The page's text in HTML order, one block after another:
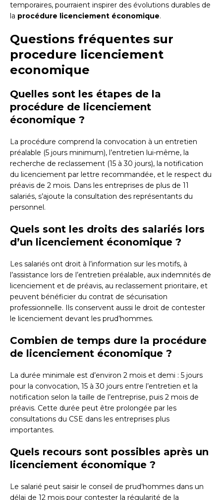
temporaires, pourraient inspirer des évolutions durables de
la procédure licenciement économique.
Questions fréquentes sur
procedure licenciement
economique
Quelles sont les étapes de la
procédure de licenciement
économique ?
La procédure comprend la convocation à un entretien
préalable (5 jours minimum), l’entretien lui-même, la
recherche de reclassement (15 à 30 jours), la notification
du licenciement par lettre recommandée, et le respect du
préavis de 2 mois. Dans les entreprises de plus de 11
salariés, s’ajoute la consultation des représentants du
personnel.
Quels sont les droits des salariés lors
d’un licenciement économique ?
Les salariés ont droit à l’information sur les motifs, à
l’assistance lors de l’entretien préalable, aux indemnités de
licenciement et de préavis, au reclassement prioritaire, et
peuvent bénéficier du contrat de sécurisation
professionnelle. Ils conservent aussi le droit de contester
le licenciement devant les prud’hommes.
Combien de temps dure la procédure
de licenciement économique ?
La durée minimale est d’environ 2 mois et demi : 5 jours
pour la convocation, 15 à 30 jours entre l’entretien et la
notification selon la taille de l’entreprise, puis 2 mois de
préavis. Cette durée peut être prolongée par les
consultations du CSE dans les entreprises plus
importantes.
Quels recours sont possibles après un
licenciement économique ?
Le salarié peut saisir le conseil de prud’hommes dans un
délai de 12 mois pour contester la régularité de la